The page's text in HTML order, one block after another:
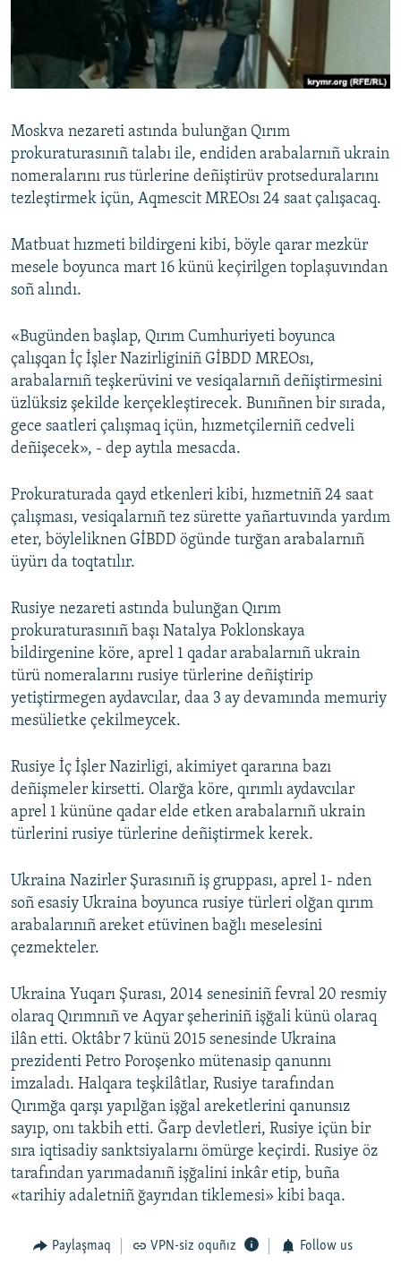
Українською
RFE/RS bütün saytları
Moskva nezareti astında bulunğan Qırım
prokuraturasınıñ talabı ile, endiden arabalarnıñ ukrain
nomeralarını rus türlerine deñiştirüv protseduralarını
tezleştirmek içün, Aqmescit MREOsı 24 saat çalışacaq.
Matbuat hızmeti bildirgeni kibi, böyle qarar mezkür
mesele boyunca mart 16 künü keçirilgen toplaşuvından
soñ alındı.
«Bugünden başlap, Qırım Cumhuriyeti boyunca
çalışqan İç İşler Nazirliginiñ GİBDD MREOsı,
arabalarnıñ teşkerüvini ve vesiqalarnıñ deñiştirmesini
üzlüksiz şekilde kerçekleştirecek. Bunıñnen bir sırada,
gece saatleri çalışmaq içün, hızmetçilerniñ cedveli
deñişecek», - dep aytıla mesacda.
Prokuraturada qayd etkenleri kibi, hızmetniñ 24 saat
çalışması, vesiqalarnıñ tez sürette yañartuvında yardım
eter, böyleliknen GİBDD ögünde turğan arabalarnıñ
üyürı da toqtatılır.
Rusiye nezareti astında bulunğan Qırım
prokuraturasınıñ başı Natalya Poklonskaya
bildirgenine köre, aprel 1 qadar arabalarnıñ ukrain
türü nomeralarını rusiye türlerine deñiştirip
yetiştirmegen aydavcılar, daa 3 ay devamında memuriy
mesülietke çekilmeycek.
Rusiye İç İşler Nazirligi, akimiyet qararına bazı
deñişmeler kirsetti. Olarğa köre, qırımlı aydavcılar
aprel 1 kününe qadar elde etken arabalarnıñ ukrain
türlerini rusiye türlerine deñiştirmek kerek.
Ukraina Nazirler Şurasınıñ iş gruppası, aprel 1- nden
soñ esasiy Ukraina boyunca rusiye türleri olğan qırım
arabalarınıñ areket etüvinen bağlı meselesini
çezmekteler.
Ukraina Yuqarı Şurası, 2014 senesiniñ fevral 20 resmiy
olaraq Qırımnıñ ve Aqyar şeheriniñ işğali künü olaraq
ilân etti. Oktâbr 7 künü 2015 senesinde Ukraina
prezidenti Petro Poroşenko mütenasip qanunnı
imzaladı. Halqara teşkilâtlar, Rusiye tarafından
Qırımğa qarşı yapılğan işğal areketlerini qanunsız
sayıp, onı takbih etti. Ğarp devletleri, Rusiye içün bir
sıra iqtisadiy sanktsiyalarnı ömürge keçirdi. Rusiye öz
tarafından yarımadanıñ işğalini inkâr etip, buña
«tarihiy adaletniñ ğayrıdan tiklemesi» kibi baqa.
Paylaşmaq VPN-siz oquñız Follow us